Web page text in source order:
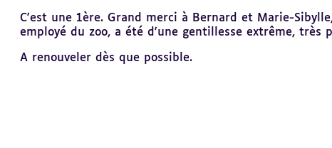
C'est une 1ère. Grand merci à Bernard et Marie-
employé du zoo, a été d'une gentillesse extrême,
A renouveler dès que possible.